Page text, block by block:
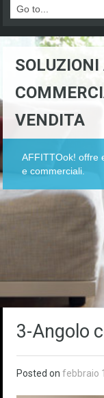
VENDITA
AFFITTOok! offre
e commerciali.
3-Angolo
Posted on febbraio